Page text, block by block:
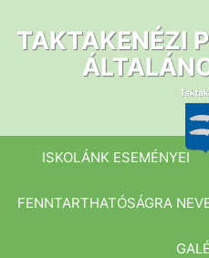
tartalomhoz
TAKTAKENÉZI
ISKOLÁNK ESEMÉNYEI
FENNTARTHATÓSÁGRA